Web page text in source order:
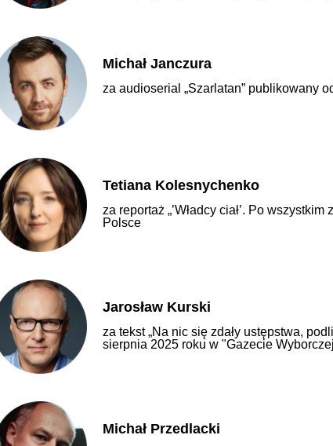
Michał Janczura
za audioserial „Szarlatan” publikowany
Tetiana Kolesnychenko
za reportaż „’Władcy ciał’. Po
Polsce
Jarosław Kurski
za tekst „Na nic się zdały ustępstwa,
sierpnia 2025 roku w "Gazecie
Michał Przedlacki